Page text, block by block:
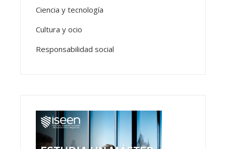
Ciencia y tecnología
Cultura y ocio
Responsabilidad social